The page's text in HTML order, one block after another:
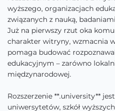
wyższego, organizacjach
związanych z nauką,
Już na pierwszy rzut oka
charakter witryny, wzmacnia
pomaga budować
edukacyjnym – zarówno
międzynarodowej.
Rozszerzenie **.university**
uniwersytetów, szkół